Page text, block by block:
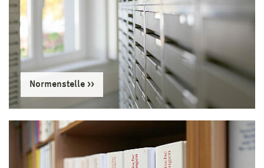
Normenstelle